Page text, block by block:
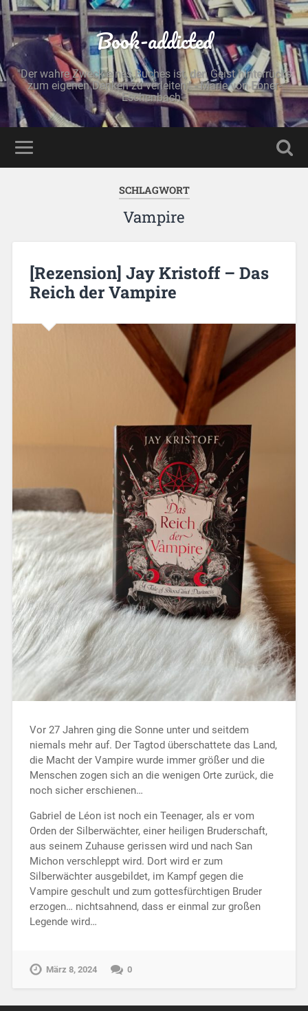
Book-addicted
"Der wahre Zweck eines Buches ist, den Geist hinterrücks
zum eigenen Denken zu verleiten." - Marie von Ebner-
Eschenbach -
SCHLAGWORT
Vampire
[Rezension] Jay Kristoff – Das
Reich der Vampire
Vor 27 Jahren ging die Sonne unter und seitdem
niemals mehr auf. Der Tagtod überschattete das Land,
die Macht der Vampire wurde immer größer und die
Menschen zogen sich an die wenigen Orte zurück, die
noch sicher erschienen…
Gabriel de Léon ist noch ein Teenager, als er vom
Orden der Silberwächter, einer heiligen Bruderschaft,
aus seinem Zuhause gerissen wird und nach San
Michon verschleppt wird. Dort wird er zum
Silberwächter ausgebildet, im Kampf gegen die
Vampire geschult und zum gottesfürchtigen Bruder
erzogen… nichtsahnend, dass er einmal zur großen
Legende wird…
März 8, 2024 0